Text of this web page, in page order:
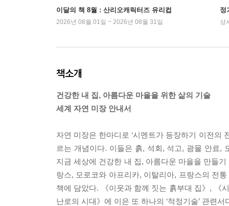
이달의 책 8월 : 산리오캐릭터즈 유리컵
2026년 08월 01일 ~ 2026년 08월 31일
정
상
책소개
건강한 내 집, 아름다운 마을을 위한 삶의 기술
세계 자연 미장 안내서
자연 미장은 한마디로 ‘시멘트가 등장하기 이전의
르는 개념이다. 이들은 흙, 석회, 석고, 광물 안료,
지금 세상에 건강한 내 집, 아름다운 마을을 만들
랑스, 모로코와 아프리카, 이탈리아, 프랑스의 전
책에 담았다. 《이웃과 함께 짓는 흙부대 집》, 《
난로의 시대》에 이은 또 하나의 ‘적정기술’ 관련서